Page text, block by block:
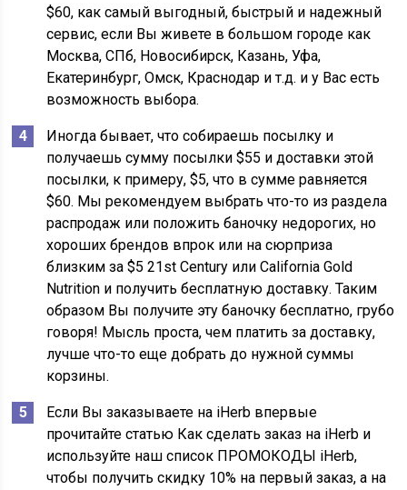
$60, как самый выгодный, быстрый и надежный
сервис, если Вы живете в большом городе как
Москва, СПб, Новосибирск, Казань, Уфа,
Екатеринбург, Омск, Краснодар и т.д. и у Вас есть
возможность выбора.
Иногда бывает, что собираешь посылку и
получаешь сумму посылки $55 и доставки этой
посылки, к примеру, $5, что в сумме равняется
$60. Мы рекомендуем выбрать что-то из раздела
распродаж или положить баночку недорогих, но
хороших брендов впрок или на сюрприза
близким за $5 21st Century или California Gold
Nutrition и получить бесплатную доставку. Таким
образом Вы получите эту баночку бесплатно, грубо
говоря! Мысль проста, чем платить за доставку,
лучше что-то еще добрать до нужной суммы
корзины.
Если Вы заказываете на iHerb впервые
прочитайте статью Как сделать заказ на iHerb и
используйте наш список ПРОМОКОДЫ iHerb,
чтобы получить скидку 10% на первый заказ, а на